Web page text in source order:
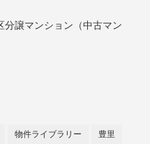
分譲マンション（中古マン
物件ライブラリー 豊里